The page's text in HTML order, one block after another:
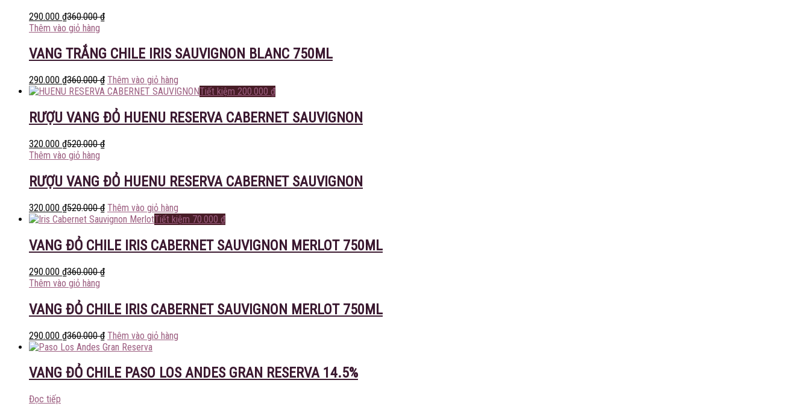
290.000 ₫360.000₫
Thêm vào giỏ hàng
VANG TRẮNG CHILE IRIS SAUVIGNON BLANC 750ML
290.000 ₫360.000₫ Thêm vào giỏ hàng
Tiết kiệm 200.000 ₫
RƯỢU VANG ĐỎ HUENU RESERVA CABERNET SAUVIGNON
320.000 ₫520.000₫
Thêm vào giỏ hàng
RƯỢU VANG ĐỎ HUENU RESERVA CABERNET SAUVIGNON
320.000 ₫520.000₫ Thêm vào giỏ hàng
Tiết kiệm 70.000 ₫
VANG ĐỎ CHILE IRIS CABERNET SAUVIGNON MERLOT 750ML
290.000 ₫360.000₫
Thêm vào giỏ hàng
VANG ĐỎ CHILE IRIS CABERNET SAUVIGNON MERLOT 750ML
290.000 ₫360.000₫ Thêm vào giỏ hàng
VANG ĐỎ CHILE PASO LOS ANDES GRAN RESERVA 14.5%
Đọc tiếp